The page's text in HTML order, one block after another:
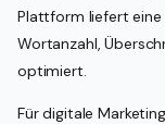
Plattform liefert eine
Wortanzahl,
optimiert.
Für digitale